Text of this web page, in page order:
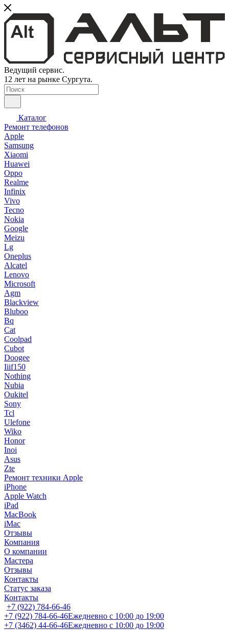
Ведущий сервис.
12 лет на рынке Сургута.
Каталог
Ремонт телефонов
Apple
Samsung
Xiaomi
Huawei
Oppo
Realme
Infinix
Vivo
Tecno
Nokia
Google
Meizu
Lg
Oneplus
Alcatel
Lenovo
Microsoft
Agm
Blackview
Bluboo
Bq
Cat
Coolpad
Cubot
Doogee
Iiif150
Nothing
Nubia
Oukitel
Sony
Tcl
Ulefone
Wiko
Honor
Inoi
Asus
Zte
Ремонт техники Apple
iPhone
Apple Watch
iPad
MacBook
iMac
Отзывы
Компания
О компании
Мастера
Отзывы
Контакты
Статус заказа
Контакты
+7 (922) 784-66-46
+7 (922) 784-66-46Ежедневно с 10:00 до 19:00
+7 (3462) 44-66-46Ежедневно с 10:00 до 19:00